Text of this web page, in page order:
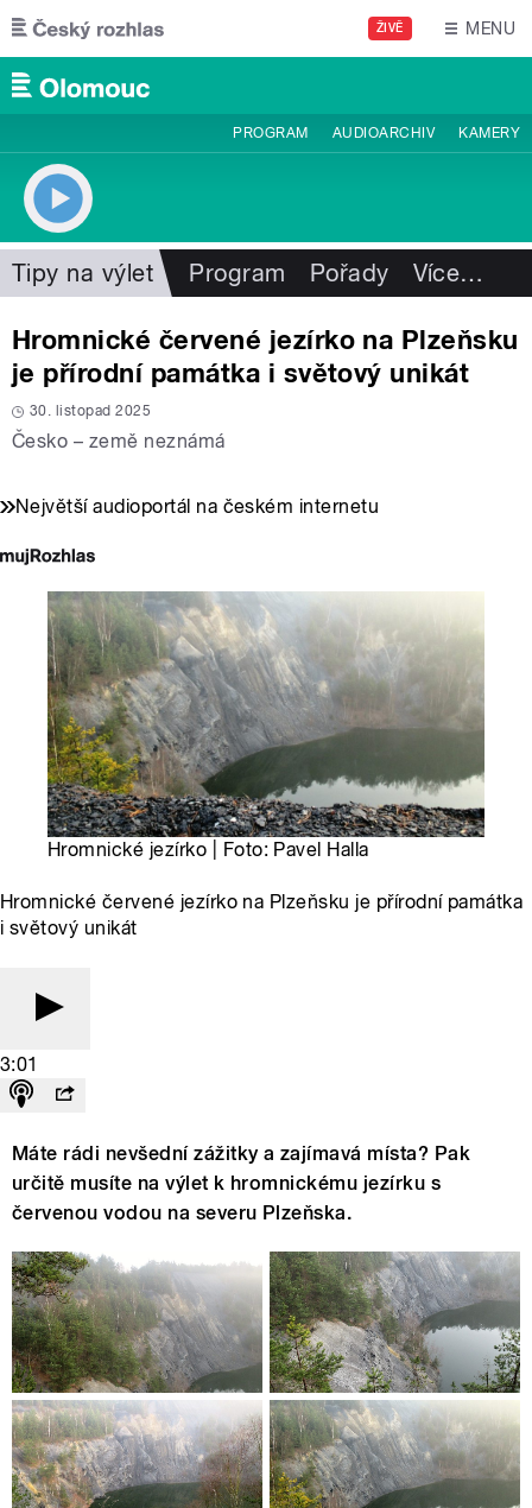
Přejít k hlavnímu obsahu
ŽIVĚ MENU
PROGRAM AUDIOARCHIV KAMERY
Tipy na výlet Program Pořady Více…
Hromnické červené jezírko na Plzeňsku
je přírodní památka i světový unikát
30. listopad 2025
Česko – země neznámá
Největší audioportál na českém internetu
Hromnické jezírko | Foto: Pavel Halla
Hromnické červené jezírko na Plzeňsku je přírodní památka
i světový unikát
3:01
Máte rádi nevšední zážitky a zajímavá místa? Pak
určitě musíte na výlet k hromnickému jezírku s
červenou vodou na severu Plzeňska.